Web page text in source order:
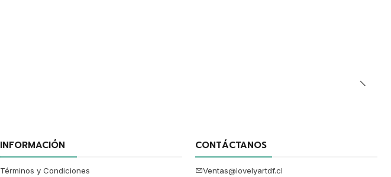
INFORMACIÓN
Términos y Condiciones
CONTÁCTANOS
Ventas@lovelyartdf.cl